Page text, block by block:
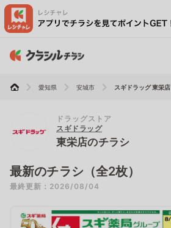
愛知県 安城市 スギドラッグ 東栄店
ドラッグストア
スギドラッグ
東栄店のチラシ
最新のチラシ（全2枚）
最終更新：2026/08/04